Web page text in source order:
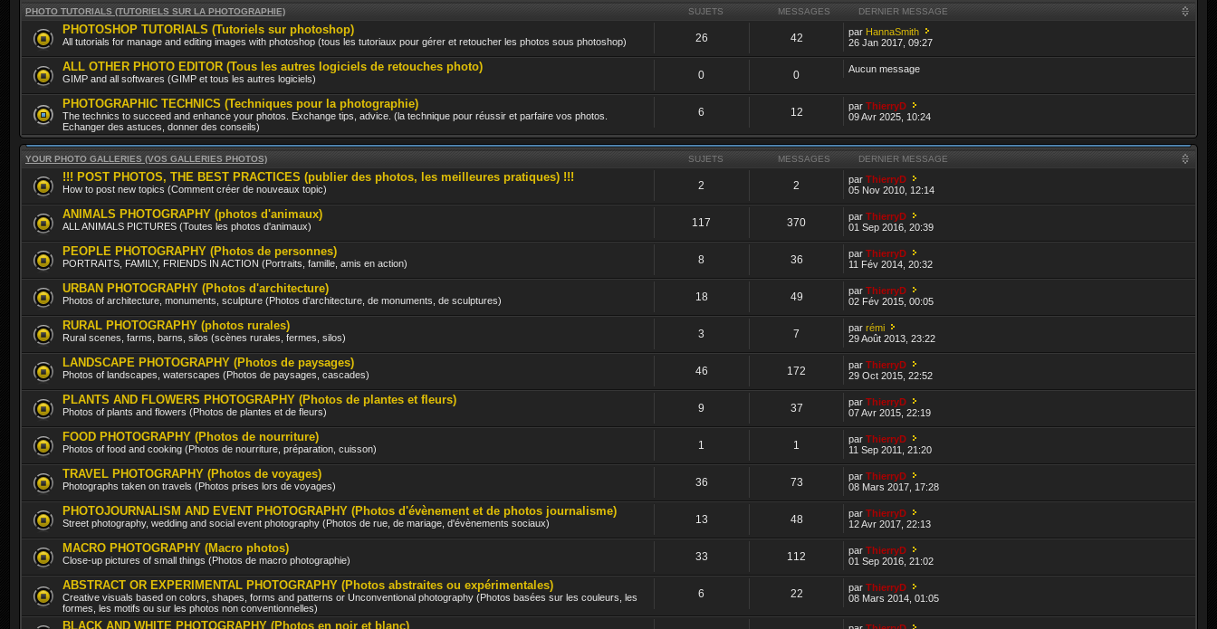
PHOTO TUTORIALS (TUTORIELS SUR LA PHOTOGRAPHIE) SUJETS MESSAGES DERNIER MESSAGE
PHOTOSHOP TUTORIALS (Tutoriels sur photoshop)
All tutorials for manage and editing images with photoshop (tous les tutoriaux pour gérer et retoucher les photos sous photoshop) 26 42 par HannaSmith
26 Jan 2017, 09:27
ALL OTHER PHOTO EDITOR (Tous les autres logiciels de retouches photo)
GIMP and all softwares (GIMP et tous les autres logiciels) 0 0 Aucun message
PHOTOGRAPHIC TECHNICS (Techniques pour la photographie)
The technics to succeed and enhance your photos. Exchange tips, advice. (la technique pour réussir et parfaire vos photos.
Echanger des astuces, donner des conseils)
6 12 parThierryD
09 Avr 2025, 10:24
YOUR PHOTO GALLERIES (VOS GALLERIES PHOTOS) SUJETS MESSAGES DERNIER MESSAGE
!!! POST PHOTOS, THE BEST PRACTICES (publier des photos, les meilleures pratiques) !!!
How to post new topics (Comment créer de nouveaux topic) 2 2 parThierryD
05 Nov 2010, 12:14
ANIMALS PHOTOGRAPHY (photos d'animaux)
ALL ANIMALS PICTURES (Toutes les photos d'animaux) 117 370 parThierryD
01 Sep 2016, 20:39
PEOPLE PHOTOGRAPHY (Photos de personnes)
PORTRAITS, FAMILY, FRIENDS IN ACTION (Portraits, famille, amis en action) 8 36 parThierryD
11 Fév 2014, 20:32
URBAN PHOTOGRAPHY (Photos d'architecture)
Photos of architecture, monuments, sculpture (Photos d'architecture, de monuments, de sculptures) 18 49 parThierryD
02 Fév 2015, 00:05
RURAL PHOTOGRAPHY (photos rurales)
Rural scenes, farms, barns, silos (scènes rurales, fermes, silos) 3 7 parrémi
29 Août 2013, 23:22
LANDSCAPE PHOTOGRAPHY (Photos de paysages)
Photos of landscapes, waterscapes (Photos de paysages, cascades) 46 172 parThierryD
29 Oct 2015, 22:52
PLANTS AND FLOWERS PHOTOGRAPHY (Photos de plantes et fleurs)
Photos of plants and flowers (Photos de plantes et de fleurs) 9 37 parThierryD
07 Avr 2015, 22:19
FOOD PHOTOGRAPHY (Photos de nourriture)
Photos of food and cooking (Photos de nourriture, préparation, cuisson) 1 1 parThierryD
11 Sep 2011, 21:20
TRAVEL PHOTOGRAPHY (Photos de voyages)
Photographs taken on travels (Photos prises lors de voyages) 36 73 parThierryD
08 Mars 2017, 17:28
PHOTOJOURNALISM AND EVENT PHOTOGRAPHY (Photos d'évènement et de photos journalisme)
Street photography, wedding and social event photography (Photos de rue, de mariage, d'évènements sociaux) 13 48 parThierryD
12 Avr 2017, 22:13
MACRO PHOTOGRAPHY (Macro photos)
Close-up pictures of small things (Photos de macro photographie) 33 112 parThierryD
01 Sep 2016, 21:02
ABSTRACT OR EXPERIMENTAL PHOTOGRAPHY (Photos abstraites ou expérimentales)
Creative visuals based on colors, shapes, forms and patterns or Unconventional photography (Photos basées sur les couleurs, les
formes, les motifs ou sur les photos non conventionnelles)
6 22 parThierryD
08 Mars 2014, 01:05
BLACK AND WHITE PHOTOGRAPHY (Photos en noir et blanc)